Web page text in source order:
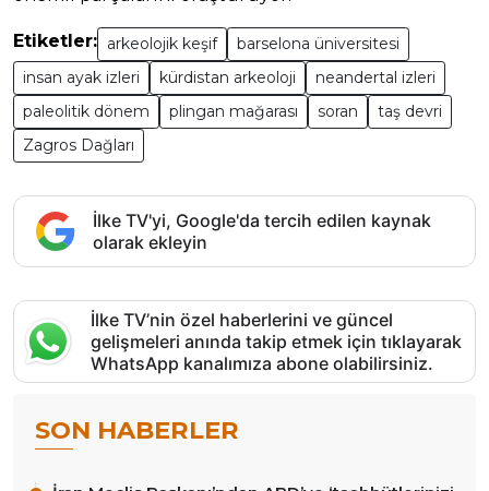
Etiketler: arkeolojik keşif
barselona üniversitesi
insan ayak izleri
kürdistan arkeoloji
neandertal izleri
paleolitik dönem
plingan mağarası soran
taş devri
Zagros Dağları
İlke TV'yi, Google'da tercih edilen kaynak
olarak ekleyin
İlke TV’nin özel haberlerini ve güncel
gelişmeleri anında takip etmek için tıklayarak
WhatsApp kanalımıza abone olabilirsiniz.
SON HABERLER